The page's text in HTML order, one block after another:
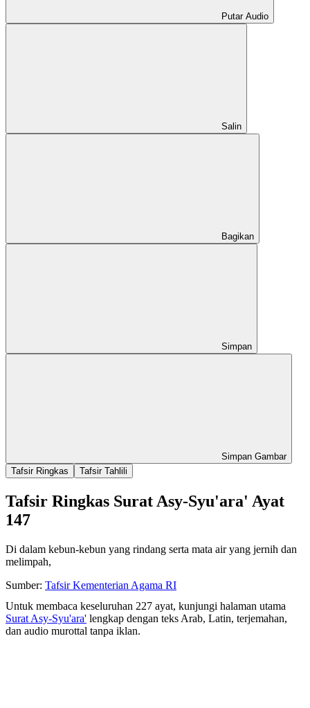
Putar Audio
Salin
Bagikan
Simpan
Simpan Gambar
Tafsir Ringkas
Tafsir Tahlili
Tafsir Ringkas Surat Asy-Syu'ara' Ayat
147
Di dalam kebun-kebun yang rindang serta mata air yang jernih dan
melimpah,
Sumber: Tafsir Kementerian Agama RI
Untuk membaca keseluruhan 227 ayat, kunjungi halaman utama
Surat Asy-Syu'ara' lengkap dengan teks Arab, Latin, terjemahan,
dan audio murottal tanpa iklan.